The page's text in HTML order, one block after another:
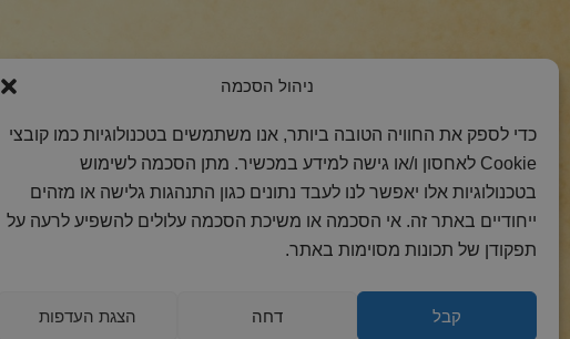
ניהול הסכמה
כדי לספק את החוויה הטובה ביותר, אנו משתמשים בטכנולוגיות כמו קובצי
Cookie לאחסון ו/או גישה למידע במכשיר. מתן הסכמה לשימוש
בטכנולוגיות אלו יאפשר לנו לעבד נתונים כגון התנהגות גלישה או מזהים
ייחודיים באתר זה. אי הסכמה או משיכת הסכמה עלולים להשפיע לרעה על
תפקודן של תכונות מסוימות באתר.
קבל דחה הצגת העדפות
הצטרפות למסר היומי
2018 כל הזכויות